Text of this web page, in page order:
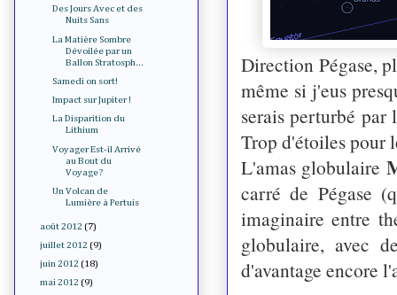
Direction Pégase,
même si j'eus
serais perturbé
Trop d'étoiles pour
L'amas globulaire
carré de Pégase
imaginaire entre
globulaire, avec
d'avantage encore
Des Jours Avec et des
Nuits Sans
La Matière Sombre
Dévoilée par un
Ballon Stratosph...
Samedi on sort!
Impact sur Jupiter !
La Disparition du
Lithium
Voyager Est-il Arrivé
au Bout du
Voyage?
Un Volcan de
Lumière à Pertuis
août 2012 (7)
juillet 2012 (9)
juin 2012 (18)
mai 2012 (9)